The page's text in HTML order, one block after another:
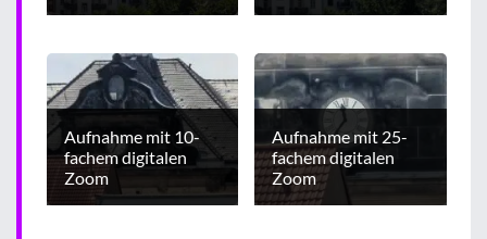
Aufnahme mit 10-
fachem digitalen
Zoom
Aufnahme mit 25-
fachem digitalen
Zoom